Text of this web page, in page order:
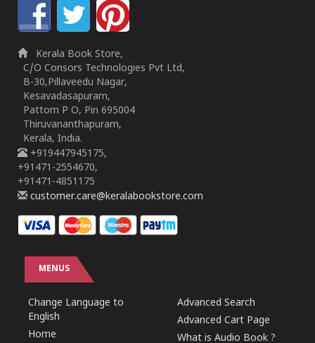
Kerala Book Store,
C/O Consors Technologies Pvt Ltd,
B-30,Pillaveedu Nagar,
Kesavadasapuram,
Pattom P O, Pin 695004
Thiruvananthapuram,
Kerala, India.
+919447945175,
+91471-2554670,
+91471-4851175
customer.care@keralabookstore.com
MENUS
Change Language to
English
Home
Advanced Search
Advanced Cart Page
What is Audio Book ?